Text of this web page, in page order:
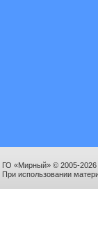
ГО «Мирный» © 2005-2026
При использовании